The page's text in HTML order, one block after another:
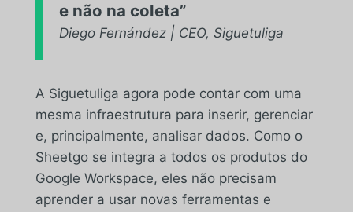
e não na coleta”
Diego Fernández | CEO, Siguetuliga
A Siguetuliga agora pode contar com uma
mesma infraestrutura para inserir, gerenciar
e, principalmente, analisar dados. Como o
Sheetgo se integra a todos os produtos do
Google Workspace, eles não precisam
aprender a usar novas ferramentas e